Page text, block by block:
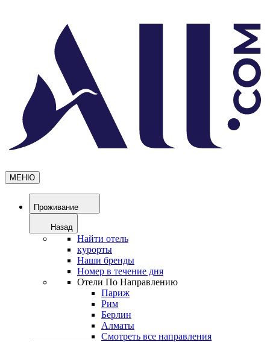
МЕНЮ
Проживание
Назад
Найти отель
курорты
Наши бренды
Номер в течение дня
Отели По Направлению
Париж
Рим
Берлин
Алматы
Смотреть все направления